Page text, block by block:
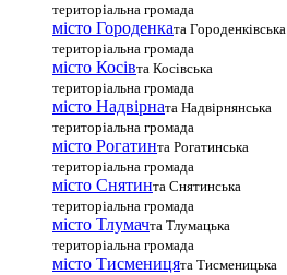
територіальна громада
місто Городенката Городенківська
територіальна громада
місто Косівта Косівська
територіальна громада
місто Надвірната Надвірнянська
територіальна громада
місто Рогатинта Рогатинська
територіальна громада
місто Снятинта Снятинська
територіальна громада
місто Тлумачта Тлумацька
територіальна громада
місто Тисменицята Тисменицька